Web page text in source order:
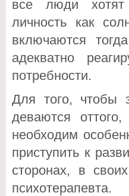
все люди хотят
личность как
включаются
адекватно
потребности.
Для того, чтобы
деваются
необходим
приступить к
сторонах, в
психотерапевта.